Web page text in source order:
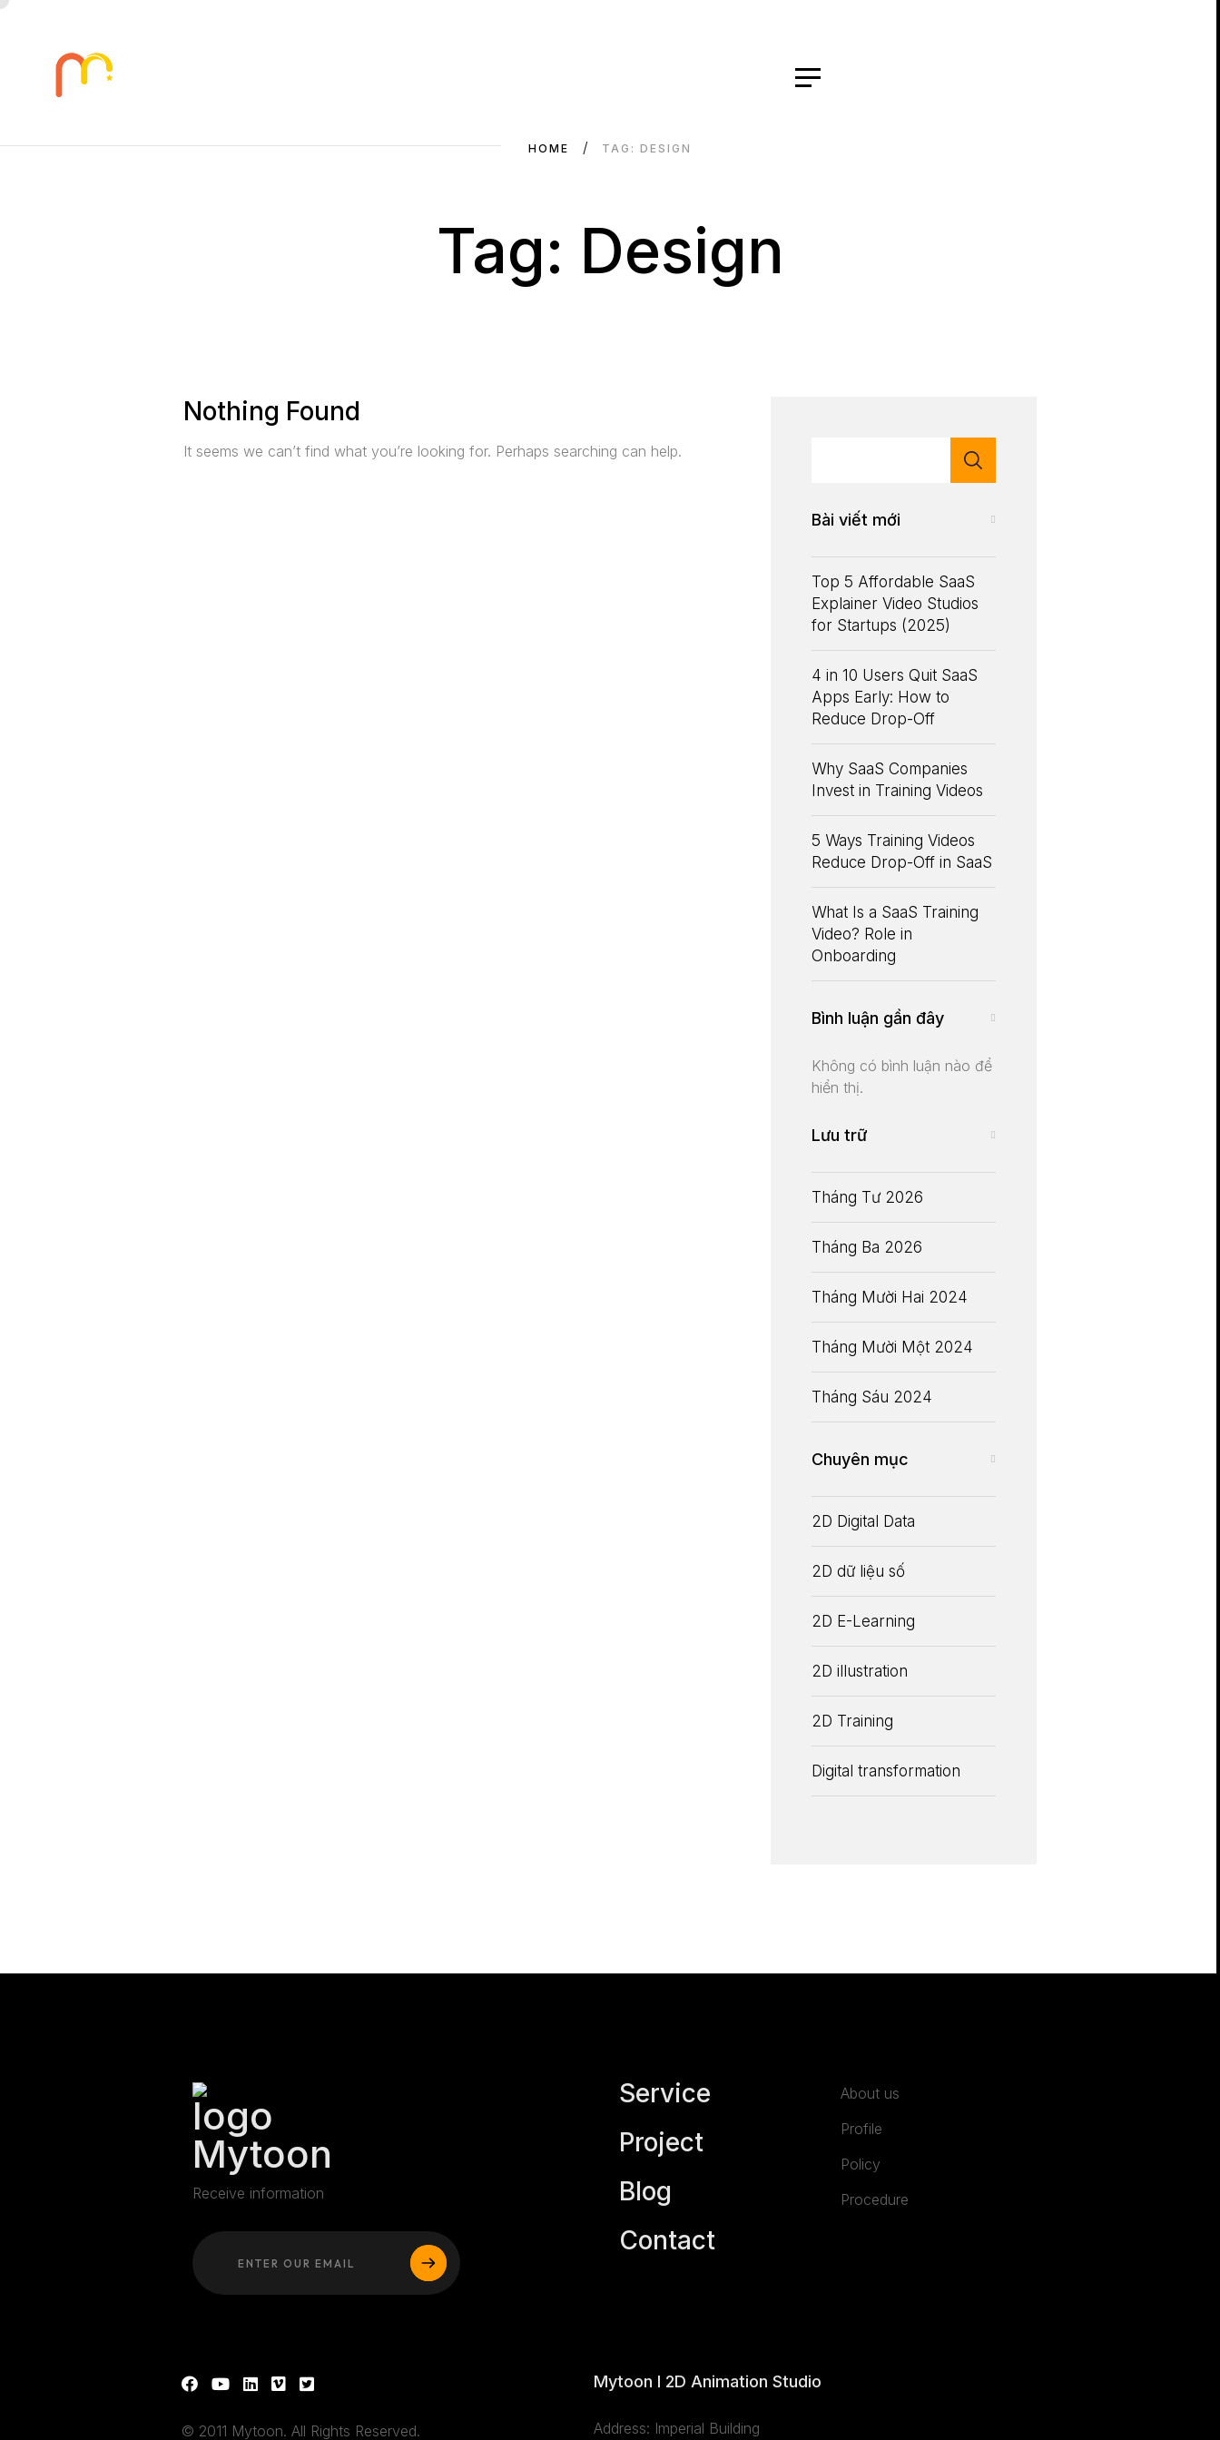
HOME TAG: DESIGN
Tag: Design
Nothing Found
It seems we can’t find what you’re looking for. Perhaps searching can help.
Bài viết mới
Top 5 Affordable SaaS
Explainer Video Studios
for Startups (2025)
4 in 10 Users Quit SaaS
Apps Early: How to
Reduce Drop-Off
Why SaaS Companies
Invest in Training Videos
5 Ways Training Videos
Reduce Drop-Off in SaaS
What Is a SaaS Training
Video? Role in
Onboarding
Bình luận gần đây
Không có bình luận nào để
hiển thị.
Lưu trữ
Tháng Tư 2026
Tháng Ba 2026
Tháng Mười Hai 2024
Tháng Mười Một 2024
Tháng Sáu 2024
Chuyên mục
2D Digital Data
2D dữ liệu số
2D E-Learning
2D illustration
2D Training
Digital transformation
Receive information
Service
Project
Blog
Contact
About us
Profile
Policy
Procedure
© 2011 Mytoon. All Rights Reserved.
Mytoon I 2D Animation Studio
Address: Imperial Building